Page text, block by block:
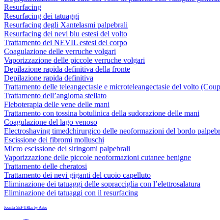
Resurfacing
Resurfacing dei tatuaggi
Resurfacing degli Xantelasmi palpebrali
Resurfacing dei nevi blu estesi del volto
Trattamento dei NEVIL estesi del corpo
Coagulazione delle verruche volgari
Vaporizzazione delle piccole verruche volgari
Depilazione rapida definitiva della fronte
Depilazione rapida definitiva
Trattamento delle teleangectasie e microteleangectasie del volto
Trattamento dell’angioma stellato
Fleboterapia delle vene delle mani
Trattamento con tossina botulinica della sudorazione delle mani
Coagulazione del lago venoso
Electroshaving timedchirurgico delle neoformazioni del bordo
Escissione dei fibromi molluschi
Micro escissione dei siringomi palpebrali
Vaporizzazione delle piccole neoformazioni cutanee benigne
Trattamento delle cheratosi
Trattamento dei nevi giganti del cuoio capelluto
Eliminazione dei tatuaggi delle sopracciglia con l’elettrosalatura
Eliminazione dei tatuaggi con il resurfacing
Joomla SEF URLs by Artio